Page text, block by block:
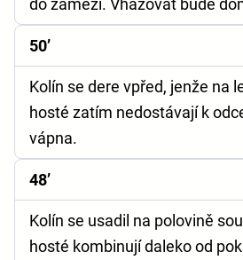
do zámezí. Vhazovat bude
50’
Kolín se dere vpřed, jenže na
hosté zatím nedostávají k
vápna.
48’
Kolín se usadil na polovině
hosté kombinují daleko od